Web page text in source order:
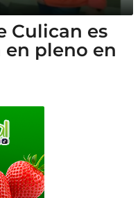
Culican es
pleno en